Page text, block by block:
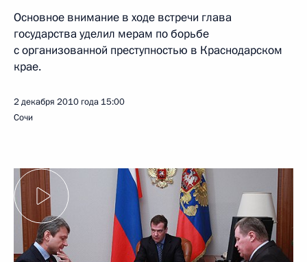
Основное внимание в ходе встречи глава
государства уделил мерам по борьбе
с организованной преступностью в Краснодарском
крае.
2 декабря 2010 года 15:00
Сочи